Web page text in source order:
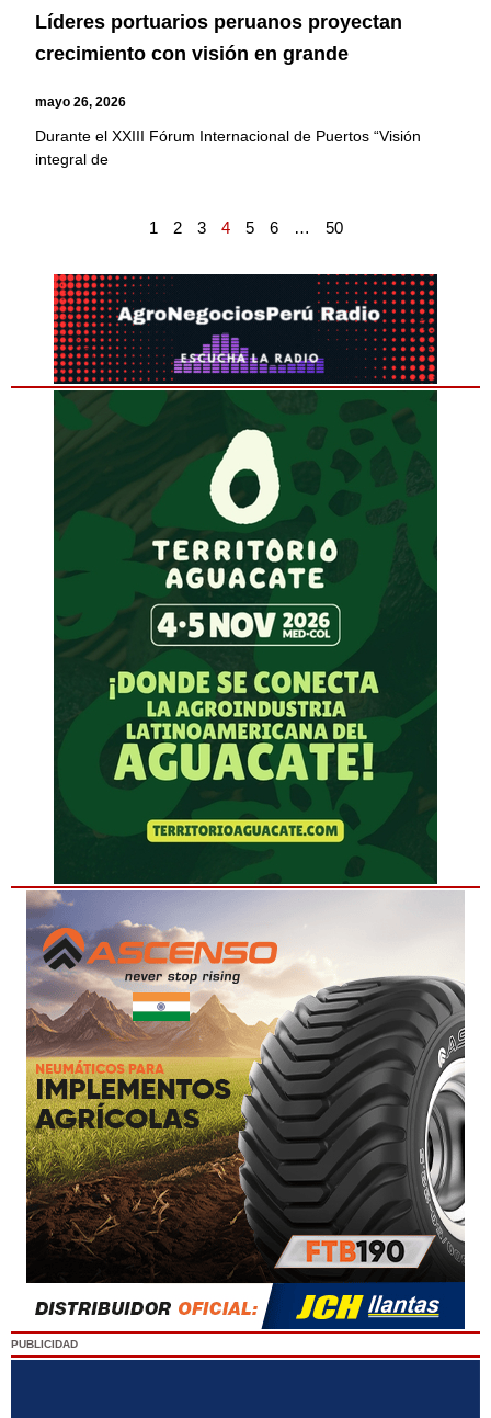
Líderes portuarios peruanos proyectan
crecimiento con visión en grande
mayo 26, 2026
Durante el XXIII Fórum Internacional de Puertos “Visión
integral de
1 2 3 4 5 6 … 50
PUBLICIDAD